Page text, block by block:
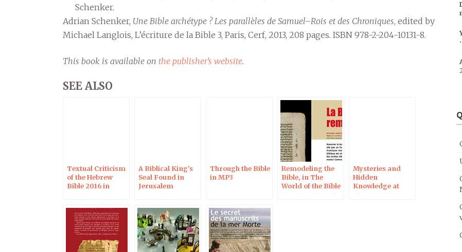
Schenker.
Adrian Schenker, Une Bible archétype ? Les parallèles de Samuel–Rois et des Chroniques, edited by
Michael Langlois, L’écriture de la Bible 3, Paris, Cerf, 2013, 208 pages. ISBN 978-2-204-10131-8.
This book is available on the publisher’s website.
SEE ALSO
Textual Criticism
of the Hebrew
Bible 2016 in
A Biblical King’s
Seal Found in
Jerusalem
Through the Bible
in MP3
Remodeling the
Bible, in The
World of the Bible
Mysteries and
Hidden
Knowledge at
•